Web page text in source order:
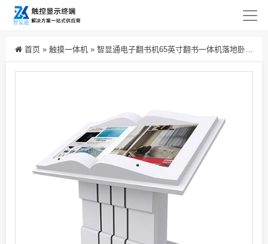
首页 » 触摸一体机 » 智显通电子翻书机65英寸翻书一体机落地卧式触摸自助签名查询机挥手红外感应翻书互动虚拟投影书模